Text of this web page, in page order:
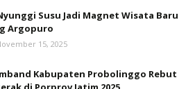
Susu Jadi Magnet Wisata Baru
Argopuro
15, 2025
Kabupaten Probolinggo Rebut